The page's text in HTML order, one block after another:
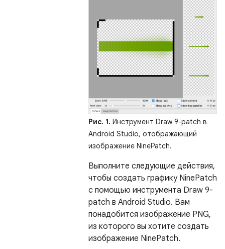
Рис. 1. Инструмент Draw 9-patch в
Android Studio, отображающий
изображение NinePatch.
Выполните следующие действия,
чтобы создать графику NinePatch
с помощью инструмента Draw 9-
patch в Android Studio. Вам
понадобится изображение PNG,
из которого вы хотите создать
изображение NinePatch.